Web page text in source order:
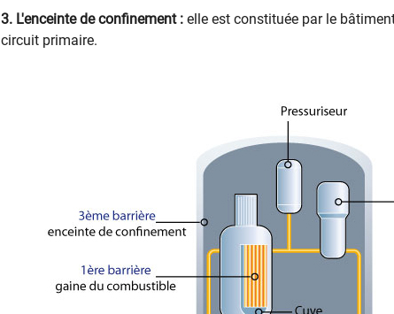
3. L'enceinte de confinement : elle est constituée par le
circuit primaire.